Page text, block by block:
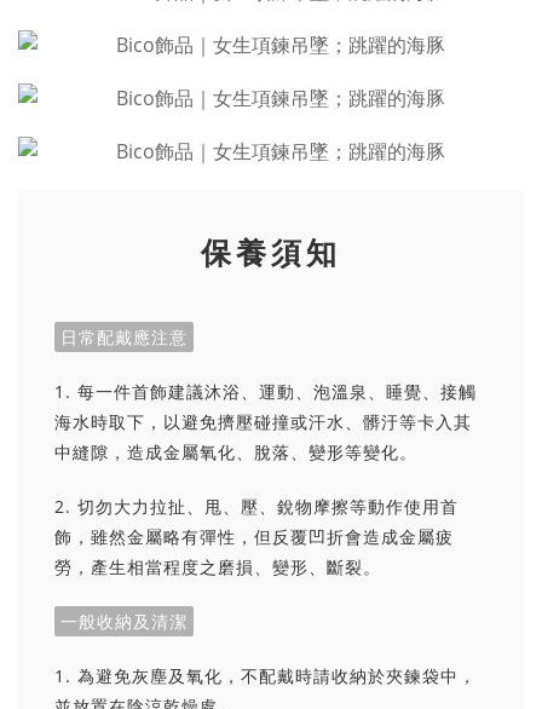
保養須知
日常配戴應注意
1. 每一件首飾建議沐浴、運動、泡溫泉、睡覺、接觸
海水時取下，以避免擠壓碰撞或汗水、髒汙等卡入其
中縫隙，造成金屬氧化、脫落、變形等變化。
2. 切勿大力拉扯、甩、壓、銳物摩擦等動作使用首
飾，雖然金屬略有彈性，但反覆凹折會造成金屬疲
勞，產生相當程度之磨損、變形、斷裂。
一般收納及清潔
1. 為避免灰塵及氧化，不配戴時請收納於夾鍊袋中，